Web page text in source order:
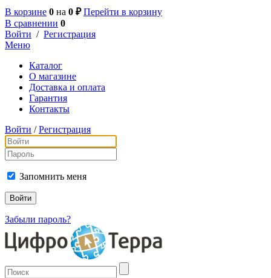
В корзине 0 на 0 ₽ Перейти в корзину
В сравнении 0
Войти / Регистрация
Меню
Каталог
О магазине
Доставка и оплата
Гарантия
Контакты
Войти / Регистрация
Запомнить меня
Забыли пароль?